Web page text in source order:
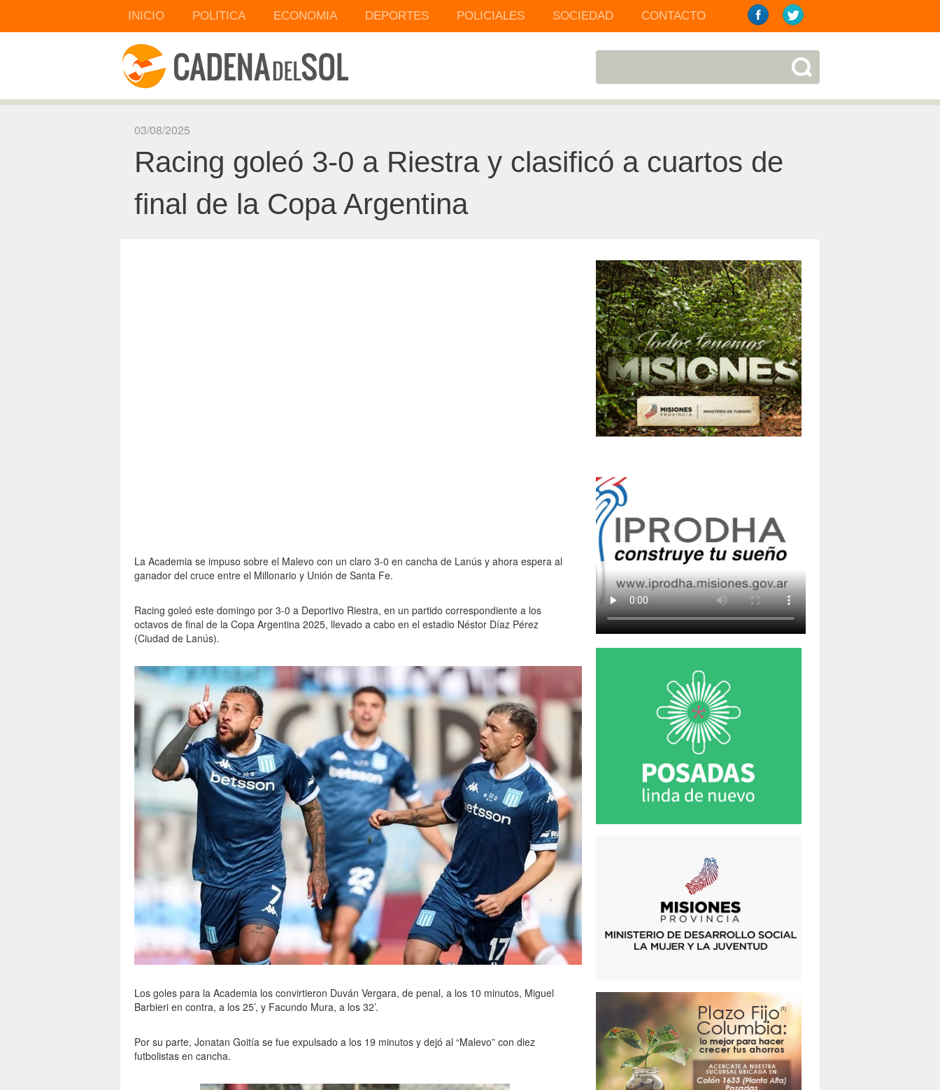
INICIO POLITICA ECONOMIA DEPORTES POLICIALES SOCIEDAD CONTACTO
03/08/2025
Racing goleó 3-0 a Riestra y clasificó a cuartos de
final de la Copa Argentina
La Academia se impuso sobre el Malevo con un claro 3-0 en cancha de Lanús y ahora espera al
ganador del cruce entre el Millonario y Unión de Santa Fe.
Racing goleó este domingo por 3-0 a Deportivo Riestra, en un partido correspondiente a los
octavos de final de la Copa Argentina 2025, llevado a cabo en el estadio Néstor Díaz Pérez
(Ciudad de Lanús).
Los goles para la Academia los convirtieron Duván Vergara, de penal, a los 10 minutos, Miguel
Barbieri en contra, a los 25’, y Facundo Mura, a los 32’.
Por su parte, Jonatan Goitía se fue expulsado a los 19 minutos y dejó al “Malevo” con diez
futbolistas en cancha.